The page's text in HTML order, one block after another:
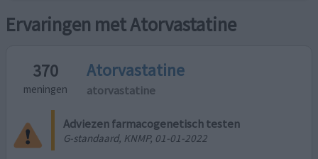
Ervaringen met Atorvastatine
370
meningen
Atorvastatine
atorvastatine
Adviezen farmacogenetisch testen
G-standaard, KNMP, 01-01-2022